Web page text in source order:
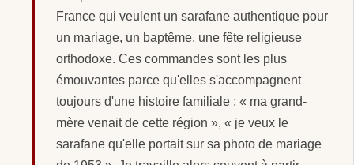
France qui veulent un sarafane authentique pour
un mariage, un baptême, une fête religieuse
orthodoxe. Ces commandes sont les plus
émouvantes parce qu'elles s'accompagnent
toujours d'une histoire familiale : « ma grand-
mère venait de cette région », « je veux le
sarafane qu'elle portait sur sa photo de mariage